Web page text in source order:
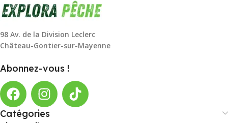
98 Av. de la Division Leclerc
Château-Gontier-sur-Mayenne
Abonnez-vous !
Catégories